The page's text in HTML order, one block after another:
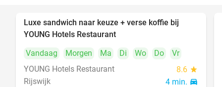
Luxe sandwich naar keuze + verse koffie bij
YOUNG Hotels Restaurant
Vandaag
Morgen Ma Di Wo Do
Vr
YOUNG Hotels Restaurant
8.6 star
Rijswijk 4 min. directions_car